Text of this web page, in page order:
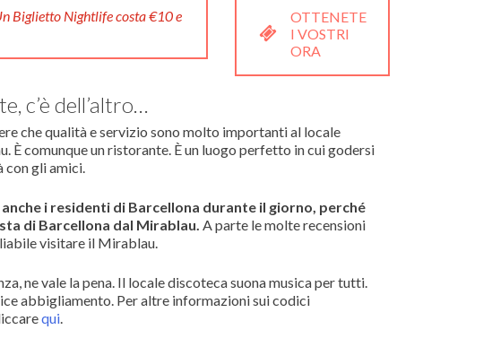
Biglietto Nightlife costa €10 e
OTTENETE
I VOSTRI
ORA
c’è dell’altro…
che qualità e servizio sono molto importanti al locale
È comunque un ristorante. È un luogo perfetto in cui godersi
con gli amici.
i residenti di Barcellona durante il giorno, perché
di Barcellona dal Mirablau. A parte le molte recensioni
visitare il Mirablau.
ne vale la pena. Il locale discoteca suona musica per tutti.
abbigliamento. Per altre informazioni sui codici
qui